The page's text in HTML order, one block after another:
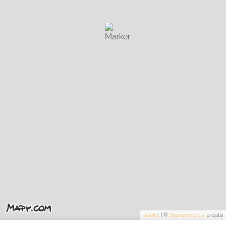
Leaflet ©Seznam.cz a.s. a další